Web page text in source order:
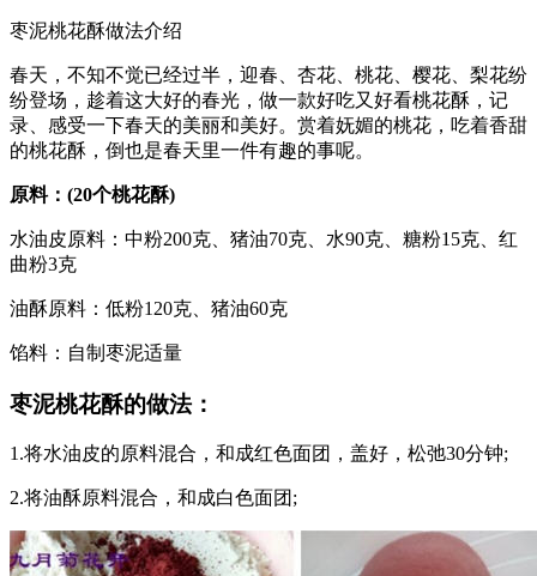
枣泥桃花酥做法介绍
春天，不知不觉已经过半，迎春、杏花、桃花、樱花、梨花纷
纷登场，趁着这大好的春光，做一款好吃又好看桃花酥，记
录、感受一下春天的美丽和美好。赏着妩媚的桃花，吃着香甜
的桃花酥，倒也是春天里一件有趣的事呢。
原料：(20个桃花酥)
水油皮原料：中粉200克、猪油70克、水90克、糖粉15克、红
曲粉3克
油酥原料：低粉120克、猪油60克
馅料：自制枣泥适量
枣泥桃花酥的做法：
1.将水油皮的原料混合，和成红色面团，盖好，松弛30分钟;
2.将油酥原料混合，和成白色面团;